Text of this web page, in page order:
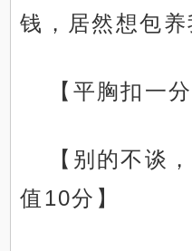
钱，居然想包养
【平胸扣一分
【别的不谈
值10分】